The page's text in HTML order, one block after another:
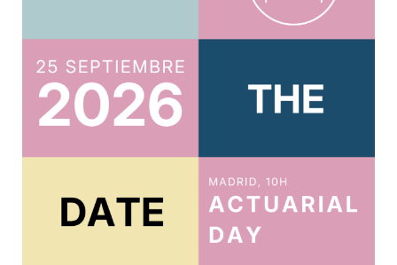
Usuario
Acreditar CPD 2025